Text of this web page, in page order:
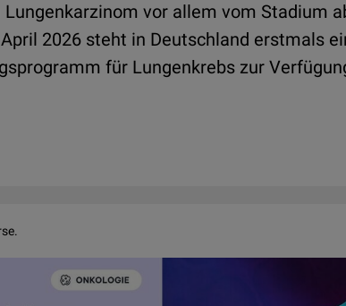
vor allem vom Stadium
2026 steht in Deutschland erstmals
für Lungenkrebs zur